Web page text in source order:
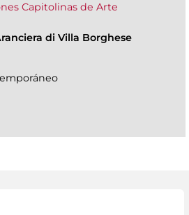
Capitolinas de Arte
di Villa Borghese